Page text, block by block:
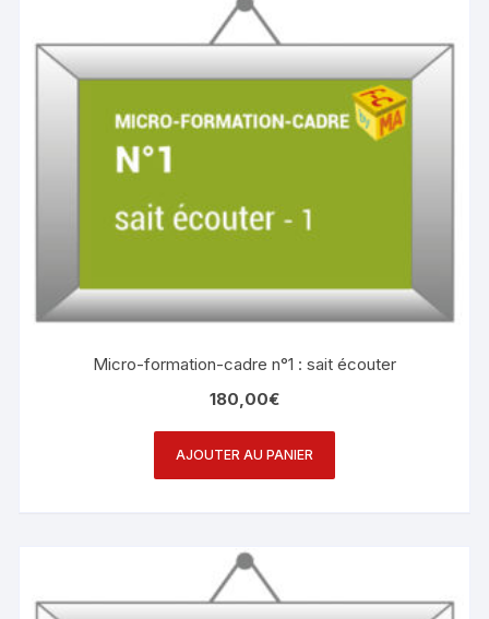
Micro-formation-cadre n°1 : sait écouter
180,00€
AJOUTER AU PANIER